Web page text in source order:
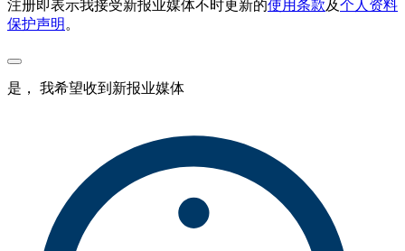
注册即表示我接受新报业媒体不时更新的使用条款及个人资料
保护声明 。
是， 我希望收到新报业媒体